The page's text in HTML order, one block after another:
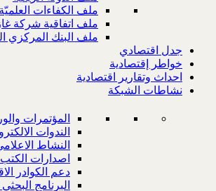
ملف الكفاءات العلميّة
ملف اتفاقية شركة
ملف البنك المركزي
جدل اقتصادي
خواطر إقتصادية
احداث وتقارير اقتصادية
نشاطات الشبكة
المؤتمرات
الندوات
النشاط
اصدارات الكتب
دعم الكوادر
البرنامج